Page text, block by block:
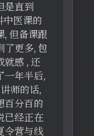
是直到
中医课的
, 但备课跟
了更多, 包
就感 , 还
一年半后,
师的话,
百分百的
已经正在
令营与线